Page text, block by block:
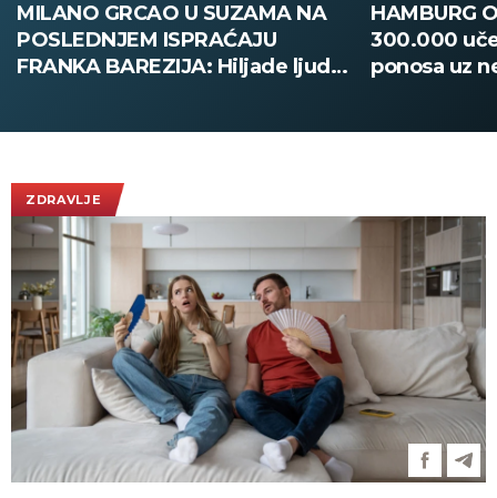
MILANO GRCAO U SUZAMA NA
POSLEDNJEM ISPRAĆAJU
FRANKA BAREZIJA: Hiljade ljudi
HAMBURG
300.000
ponosa uz
ZDRAVLJE